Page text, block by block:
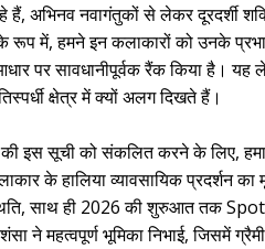
हैं, अभिनव नवागंतुकों से लेकर दूरदर्शी
में, हमने इन कलाकारों को उनके
पर सावधानीपूर्वक रैंक किया है। यह
क्षेत्र में क्यों अलग दिखते हैं।
की इस सूची को संकलित करने के लिए,
के हालिया व्यावसायिक प्रदर्शन
स्थिति, साथ ही 2026 की शुरुआत तक
ने महत्वपूर्ण भूमिका निभाई, जिसमें